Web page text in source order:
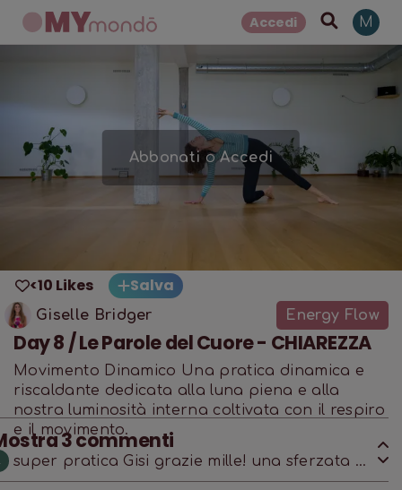
Accedi M
Abbonati oAccedi
<10 Likes Salva
Giselle Bridger Energy Flow
Day 8 / Le Parole del Cuore - CHIAREZZA
Movimento Dinamico Una pratica dinamica e
riscaldante dedicata alla luna piena e alla
nostra luminosità interna coltivata con il respiro
e il movimento.
3commenti
super pratica Gisi grazie mille! una sferzata di
energia!